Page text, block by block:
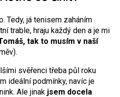
Tedy, já tenisem zaháním
trable, hraju každý den a je mi
tak to musím v naší
svěřenci třeba půl roku
ideální podmínky, navíc je
Ale jinak jsem docela